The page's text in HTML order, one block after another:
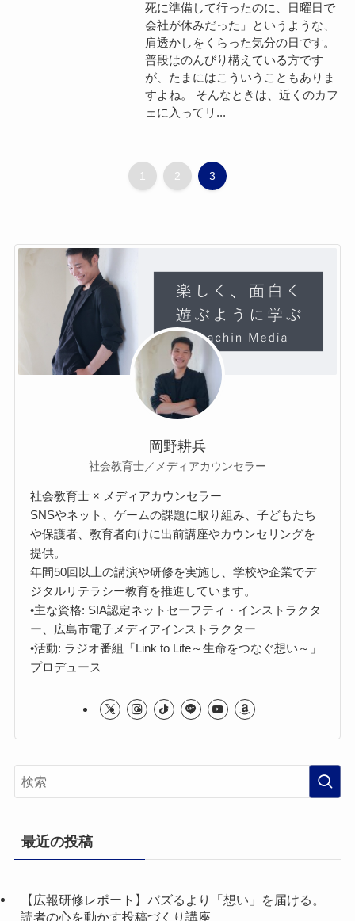
死に準備して行ったのに、日曜日で
会社が休みだった」というような、
肩透かしをくらった気分の日です。
普段はのんびり構えている方です
が、たまにはこういうこともありま
すよね。 そんなときは、近くのカフ
ェに入ってリ...
1 2 3
岡野耕兵
社会教育士／メディアカウンセラー
社会教育士 × メディアカウンセラー
SNSやネット、ゲームの課題に取り組み、子どもたち
や保護者、教育者向けに出前講座やカウンセリングを
提供。
年間50回以上の講演や研修を実施し、学校や企業でデ
ジタルリテラシー教育を推進しています。
•主な資格: SIA認定ネットセーフティ・インストラクタ
ー、広島市電子メディアインストラクター
•活動: ラジオ番組「Link to Life～生命をつなぐ想い～」
プロデュース
最近の投稿
【広報研修レポート】バズるより「想い」を届ける。
読者の心を動かす投稿づくり講座